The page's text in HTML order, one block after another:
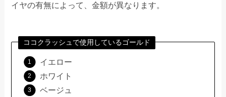
イヤの有無によって、金額が異なります。
ココクラッシュで使用しているゴールド
イエロー
ホワイト
ベージュ